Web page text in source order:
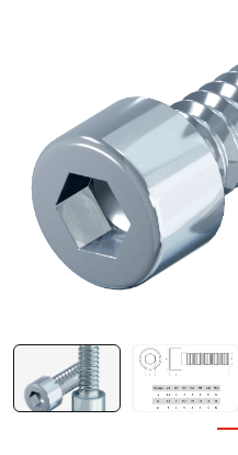
Алюминиевые
Алюминиевая
Крейты и кассеты
Профиль строительного
Радиаторный
Лист алюминиевый
Конструкции из профиля
Услуги дополнительной